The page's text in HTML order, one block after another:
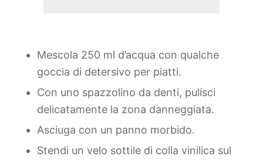
Mescola 250 ml d’acqua con qualche
goccia di detersivo per piatti.
Con uno spazzolino da denti, pulisci
delicatamente la zona danneggiata.
Asciuga con un panno morbido.
Stendi un velo sottile di colla vinilica sul